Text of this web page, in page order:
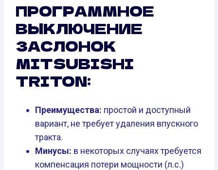
ПРОГРАММНОЕ
ВЫКЛЮЧЕНИЕ
ЗАСЛОНОК
MITSUBISHI
TRITON:
Преимущества: простой и доступный
вариант, не требует удаления впускного
тракта.
Минусы: в некоторых случаях требуется
компенсация потери мощности (л.с.)